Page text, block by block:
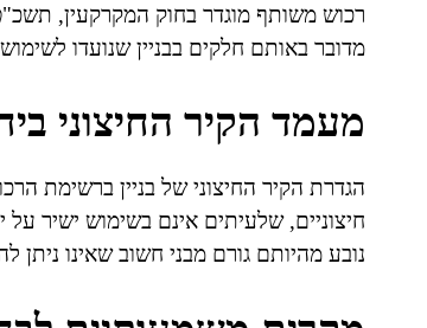
מדובר באותם חלקים בבניין שנועדו
מעמד הקיר החיצוני
הגדרת הקיר החיצוני של בניין ברשימת
חיצוניים, שלעיתים אינם בשימוש ישיר
נובע מהיותם גורם מבני חשוב שאינו ניתן